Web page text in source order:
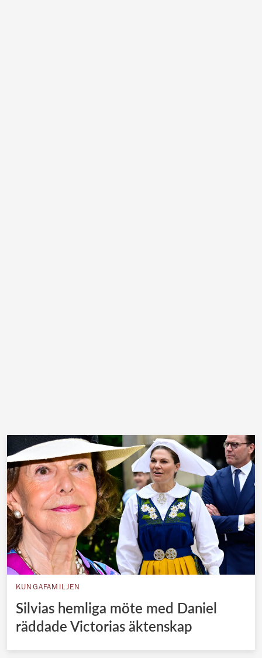
KUNGAFAMILJEN
Silvias hemliga möte med Daniel
räddade Victorias äktenskap